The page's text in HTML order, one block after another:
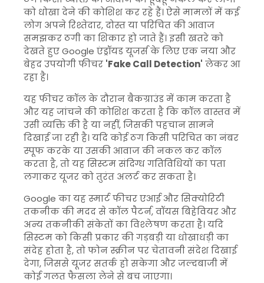
को धोखा देने की कोशिश कर रहे हैं। ऐसे मामलों में कई
लोग अपने रिश्तेदार, दोस्त या परिचित की आवाज
समझकर ठगी का शिकार हो जाते हैं। इसी खतरे को
देखते हुए Google एंड्रॉयड यूजर्स के लिए एक नया और
बेहद उपयोगी फीचर 'Fake Call Detection' लेकर आ
रहा है।
यह फीचर कॉल के दौरान बैकग्राउंड में काम करता है
और यह जांचने की कोशिश करता है कि कॉल वास्तव में
उसी व्यक्ति की है या नहीं, जिसकी पहचान सामने
दिखाई जा रही है। यदि कोई ठग किसी परिचित का नंबर
स्पूफ करके या उसकी आवाज की नकल कर कॉल
करता है, तो यह सिस्टम संदिग्ध गतिविधियों का पता
लगाकर यूजर को तुरंत अलर्ट कर सकता है।
Google का यह स्मार्ट फीचर एआई और सिक्योरिटी
तकनीक की मदद से कॉल पैटर्न, वॉयस बिहेवियर और
अन्य तकनीकी संकेतों का विश्लेषण करता है। यदि
सिस्टम को किसी प्रकार की गड़बड़ी या धोखाधड़ी का
संदेह होता है, तो फोन स्क्रीन पर चेतावनी संदेश दिखाई
देगा, जिससे यूजर सतर्क हो सकेगा और जल्दबाजी में
कोई गलत फैसला लेने से बच जाएगा।